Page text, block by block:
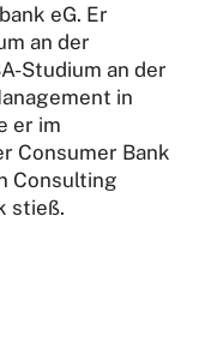
eG. Er
an der
Studium an der
in
er im
Consumer Bank
Consulting
stieß.